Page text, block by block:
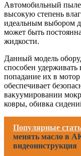
Автомобильный
высокую степень
идеальным выбором
может быть
жидкости.
Данный модель
способен
попадание их в
обеспечивает
вакуумировании
ковры, обивка
Популярные
менять масло в
видеоинструкция